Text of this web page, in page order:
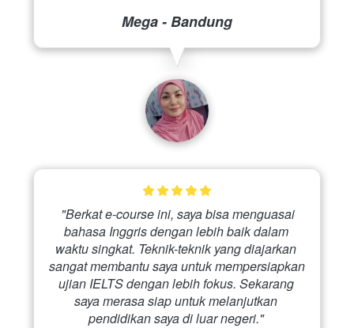
Mega - Bandung
bahasa Inggris dengan lebih baik dalam
waktu singkat. Teknik-teknik yang diajarkan
sangat membantu saya untuk mempersiapkan
ujian IELTS dengan lebih fokus. Sekarang
saya merasa siap untuk melanjutkan
pendidikan saya di luar negeri."